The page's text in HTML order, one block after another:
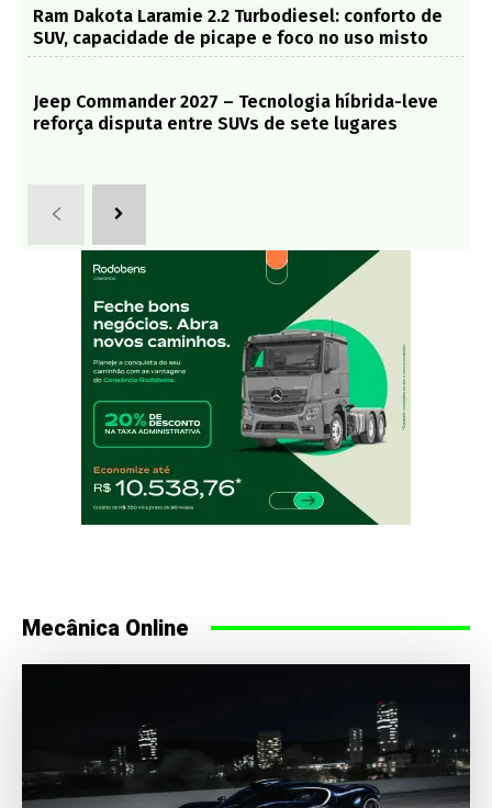
Ram Dakota Laramie 2.2 Turbodiesel: conforto de
SUV, capacidade de picape e foco no uso misto
Jeep Commander 2027 – Tecnologia híbrida-leve
reforça disputa entre SUVs de sete lugares
Mecânica Online